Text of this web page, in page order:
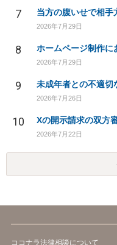
7
2026年7月29日
8
2026年7月29日
9 未成年者との不適切
2026年7月26日
10
2026年7月22日
ココナラ法律相談について